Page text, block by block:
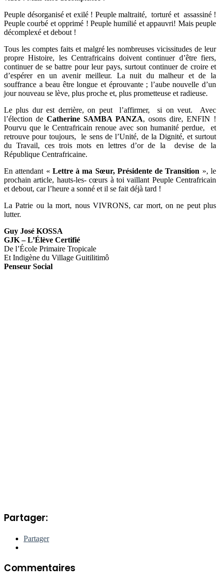
Peuple désorganisé et exilé ! Peuple maltraité, torturé et assassiné !
Peuple courbé et opprimé ! Peuple humilié et appauvri! Mais peuple
décomplexé et debout !
Tous les comptes faits et malgré les nombreuses vicissitudes de leur
propre Histoire, les Centrafricains doivent continuer d’être fiers,
continuer de se battre pour leur pays, surtout continuer de croire et
d’espérer en un avenir meilleur. La nuit du malheur et de la
souffrance a beau être longue et éprouvante ; l’aube nouvelle d’un
jour nouveau se lève, plus proche et, plus prometteuse et radieuse.
Le plus dur est derrière, on peut l’affirmer, si on veut. Avec
l’élection de Catherine SAMBA PANZA, osons dire, ENFIN !
Pourvu que le Centrafricain renoue avec son humanité perdue, et
retrouve pour toujours, le sens de l’Unité, de la Dignité, et surtout
du Travail, ces trois mots en lettres d’or de la devise de la
République Centrafricaine.
En attendant « Lettre à ma Sœur, Présidente de Transition », le
prochain article, hauts-les- cœurs à toi vaillant Peuple Centrafricain
et debout, car l’heure a sonné et il se fait déjà tard !
La Patrie ou la mort, nous VIVRONS, car mort, on ne peut plus
lutter.
Guy José KOSSA
GJK – L’Élève Certifié
De l’École Primaire Tropicale
Et Indigène du Village Guitilitimô
Penseur Social
Partager:
Partager
Commentaires